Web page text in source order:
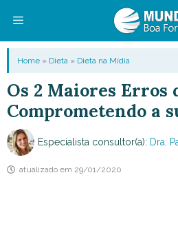
conteúdo
Menu
Home » Dieta » Dieta na Mídia
Os 2 Maiores Erros
Comprometendo a
Especialista consultor(a): Dra.
atualizado em 29/01/2020